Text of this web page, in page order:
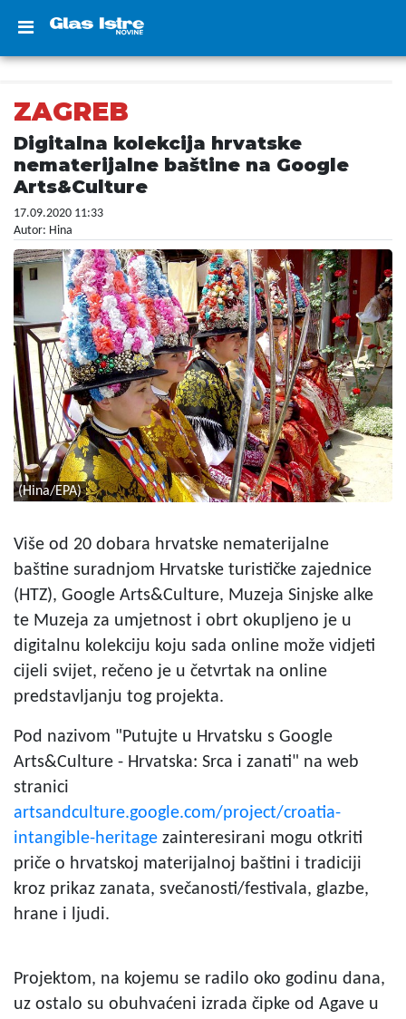
ZAGREB
Digitalna kolekcija hrvatske
nematerijalne baštine na Google
Arts&Culture
17.09.2020 11:33
Autor: Hina
(Hina/EPA)
Više od 20 dobara hrvatske nematerijalne
baštine suradnjom Hrvatske turističke zajednice
(HTZ), Google Arts&Culture, Muzeja Sinjske alke
te Muzeja za umjetnost i obrt okupljeno je u
digitalnu kolekciju koju sada online može vidjeti
cijeli svijet, rečeno je u četvrtak na online
predstavljanju tog projekta.
Pod nazivom "Putujte u Hrvatsku s Google
Arts&Culture - Hrvatska: Srca i zanati" na web
stranici
artsandculture.google.com/project/croatia-
intangible-heritage zainteresirani mogu otkriti
priče o hrvatskoj materijalnoj baštini i tradiciji
kroz prikaz zanata, svečanosti/festivala, glazbe,
hrane i ljudi.
Projektom, na kojemu se radilo oko godinu dana,
uz ostalo su obuhvaćeni izrada čipke od Agave u